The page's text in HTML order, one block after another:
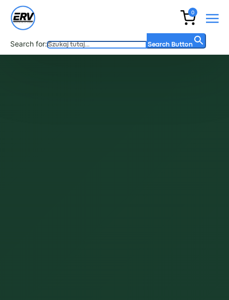
0
Search for: Search Button